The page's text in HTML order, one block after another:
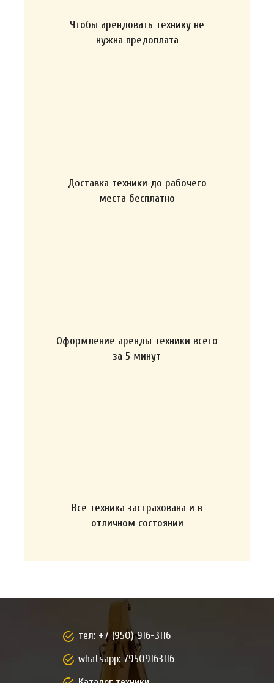
Чтобы арендовать технику не
нужна предоплата
Доставка техники до рабочего
места бесплатно
Оформление аренды техники всего
за 5 минут
Все техника застрахована и в
отличном состоянии
тел: +7 (950) 916-3116
whatsapp:79509163116